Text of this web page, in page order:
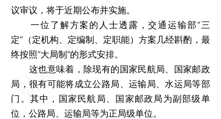
议审议，将于近期公布并实施。
一位了解方案的人士透露，交通运输部“三
定”（定机构、定编制、定职能）方案几经斟酌，最
终按照“大局制”的形式安排。
这也意味着，除现有的国家民航局、国家邮政
局，很有可能将成立公路局、运输局、水运局等部
门。其中，国家民航局、国家邮政局为副部级单
位，公路局、运输局等为正局级单位。